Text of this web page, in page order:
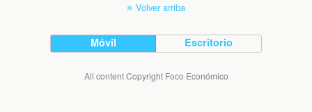
Volver arriba
Móvil Escritorio
All content Copyright Foco Económico